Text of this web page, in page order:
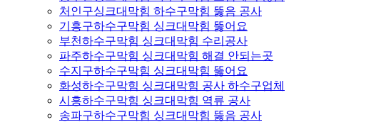
처인구싱크대막힘 하수구막힘 뚫음 공사
기흥구하수구막힘 싱크대막힘 뚫어요
부천하수구막힘 싱크대막힘 수리공사
파주하수구막힘 싱크대막힘 해결 안되는곳
수지구하수구막힘 싱크대막힘 뚫어요
화성하수구막힘 싱크대막힘 공사 하수구업체
시흥하수구막힘 싱크대막힘 역류 공사
송파구하수구막힘 싱크대막힘 뚫음 공사